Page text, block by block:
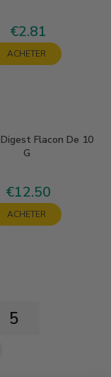
Price
€2.81
ACHETER
Flacon De 10
G
Price
€12.50
ACHETER
5